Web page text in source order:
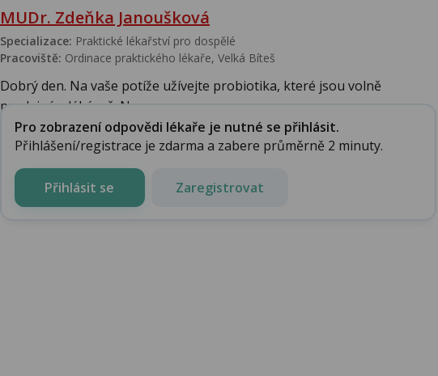
MUDr. Zdeňka Janoušková
Specializace: Praktické lékařství pro dospělé
Pracoviště: Ordinace praktického lékaře, Velká Bíteš
Dobrý den. Na vaše potíže užívejte probiotika, které jsou volně
prodejné v lékárně. Na p...
Pro zobrazení odpovědi lékaře je nutné se přihlásit.
Přihlášení/registrace je zdarma a zabere průměrně 2 minuty.
Přihlásit se Zaregistrovat